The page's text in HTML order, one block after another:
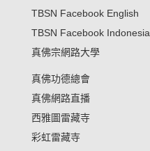
TBSN Facebook English
TBSN Facebook Indonesia
真佛宗網路大學
真佛功德總會
真佛網路直播
西雅圖雷藏寺
彩虹雷藏寺